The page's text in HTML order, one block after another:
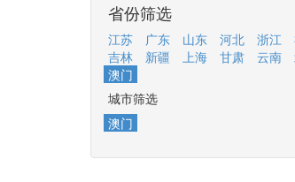
省份筛选
江苏 广东 山东 河北 浙江
吉林
新疆 上海 甘肃 云南
澳门
城市筛选
澳门